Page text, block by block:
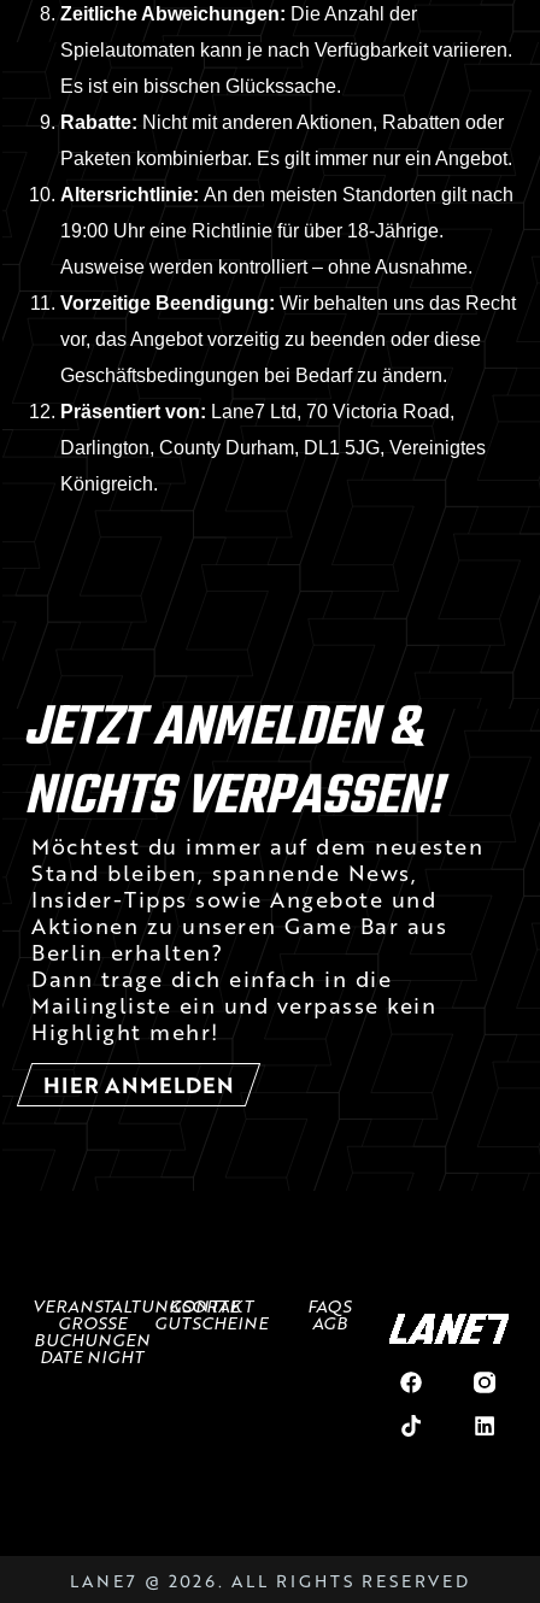
Zeitliche Abweichungen: Die Anzahl der
Spielautomaten kann je nach Verfügbarkeit variieren.
Es ist ein bisschen Glückssache.
Rabatte: Nicht mit anderen Aktionen, Rabatten oder
Paketen kombinierbar. Es gilt immer nur ein Angebot.
Altersrichtlinie: An den meisten Standorten gilt nach
19:00 Uhr eine Richtlinie für über 18-Jährige.
Ausweise werden kontrolliert – ohne Ausnahme.
Vorzeitige Beendigung: Wir behalten uns das Recht
vor, das Angebot vorzeitig zu beenden oder diese
Geschäftsbedingungen bei Bedarf zu ändern.
Präsentiert von: Lane7 Ltd, 70 Victoria Road,
Darlington, County Durham, DL1 5JG, Vereinigtes
Königreich.
JETZT ANMELDEN &
NICHTS VERPASSEN!
Möchtest du immer auf dem neuesten
Stand bleiben, spannende News,
Insider-Tipps sowie Angebote und
Aktionen zu unseren Game Bar aus
Berlin erhalten?
Dann trage dich einfach in die
Mailingliste ein und verpasse kein
Highlight mehr!
HIER ANMELDEN
VERANSTALTUNGSORTE
GROSSE
BUCHUNGEN
DATE NIGHT
KONTAKT
GUTSCHEINE
FAQS
AGB
LANE7 @ 2026. ALL RIGHTS RESERVED